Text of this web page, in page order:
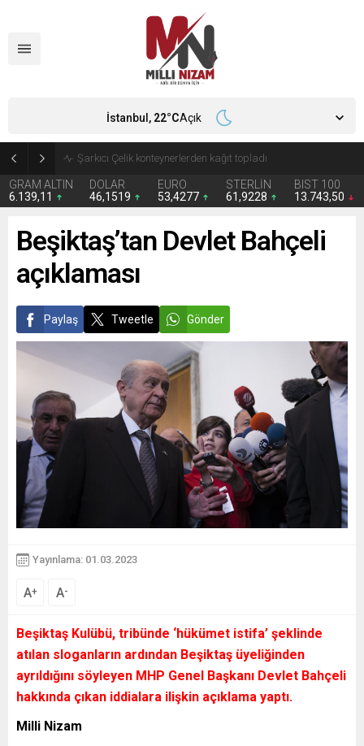
İran 2 ülkeyi birden vurdu
GRAM ALTIN
6.139,11
DOLAR
46,1519
EURO
53,4277
STERLİN
61,9228
BIST 100
13.743,50
İstanbul, 22°CAçık
Beşiktaş’tan Devlet Bahçeli
açıklaması
Paylaş Tweetle Gönder
Yayınlama: 01.03.2023
A+ A-
Beşiktaş Kulübü, tribünde ‘hükümet istifa’ şeklinde
atılan sloganların ardından Beşiktaş üyeliğinden
ayrıldığını söyleyen MHP Genel Başkanı Devlet Bahçeli
hakkında çıkan iddialara ilişkin açıklama yaptı.
Milli Nizam